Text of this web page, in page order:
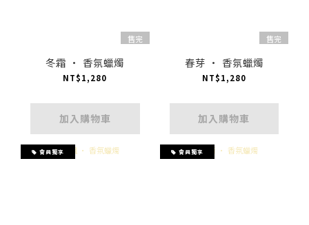
售完
冬霜 · 香氛蠟燭
NT$1,280
加入購物車
售完
春芽 · 香氛蠟燭
NT$1,280
加入購物車
會員獨享 會員獨享